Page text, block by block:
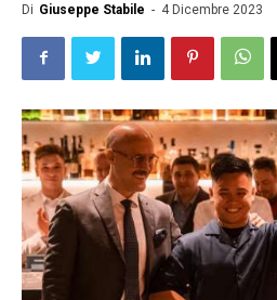
Di Giuseppe Stabile - 4 Dicembre 2023